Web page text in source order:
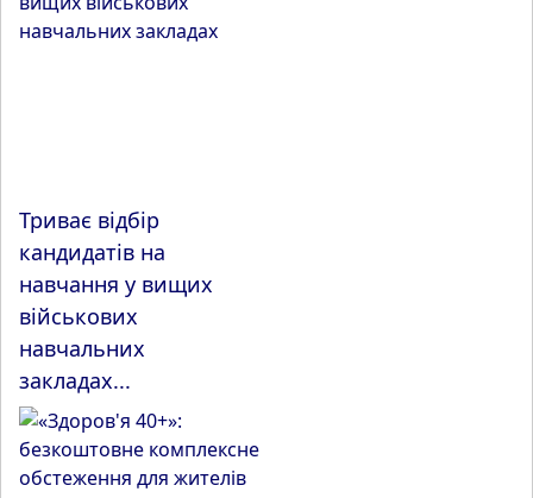
Триває відбір
кандидатів на
навчання у вищих
військових
навчальних
закладах...